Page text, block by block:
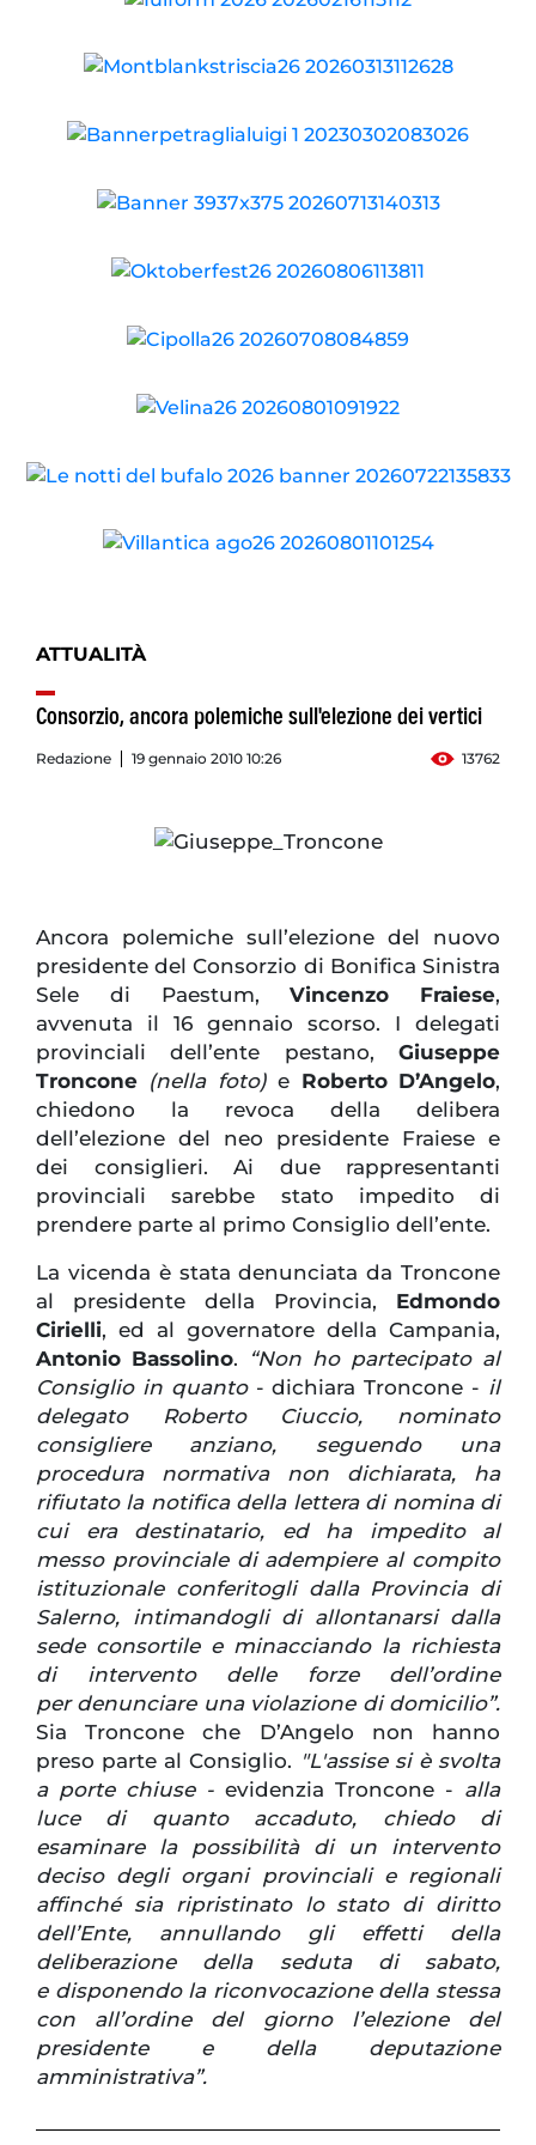
ATTUALITÀ
Consorzio, ancora polemiche sull'elezione dei vertici
Redazione 19 gennaio 2010 10:26 13762
Ancora polemiche sull’elezione del nuovo
presidente del Consorzio di Bonifica Sinistra
Sele di Paestum,Vincenzo Fraiese,
avvenuta il 16 gennaio scorso. I delegati
provinciali dell’ente pestano, Giuseppe
Troncone (nella foto)e Roberto D’Angelo,
chiedono la revoca della delibera
dell’elezione del neo presidente Fraiese e
dei consiglieri. Ai due rappresentanti
provinciali sarebbe stato impedito di
prendere parte al primo Consiglio dell’ente.
La vicenda è stata denunciata da Troncone
al presidente della Provincia, Edmondo
Cirielli, ed al governatore della Campania,
Antonio Bassolino.
“Non ho partecipato al
Consiglio in quanto- dichiara Troncone - il
delegato Roberto Ciuccio, nominato
consigliere anziano, seguendo una
procedura normativa non dichiarata, ha
rifiutato la notifica della lettera di nomina di
cui era destinatario, ed ha impedito al
messo provinciale di adempiere al compito
istituzionale conferitogli dalla Provincia di
Salerno, intimandogli di allontanarsi dalla
sede consortile e minacciando la richiesta
di intervento delle forze dell’ordine
per denunciare una violazione di domicilio”.
Sia Troncone che D’Angelo non hanno
preso parte al Consiglio. "L'assise si è svolta
a porte chiuse - evidenzia Troncone - alla
luce di quanto accaduto, chiedo di
esaminare la possibilità di un intervento
deciso degli organi provinciali e regionali
affinché sia ripristinato lo stato di diritto
dell’Ente, annullando gli effetti della
deliberazione della seduta di sabato,
e disponendo la riconvocazione della stessa
con all’ordine del giorno l’elezione del
presidente e della deputazione
amministrativa”.